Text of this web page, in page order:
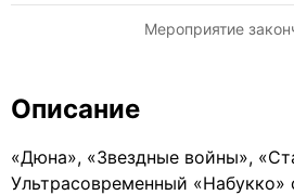
Мероприятие
Описание
«Дюна», «Звездные войны»,
Ультрасовременный «Набукко»